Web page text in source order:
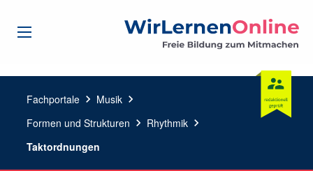
Fachportale chevron_right Musik chevron_right
Formen und Strukturen chevron_right Rhythmik chevron_right
Taktordnungen